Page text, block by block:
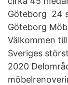
Göteborg 24
Göteborg
Välkommen
Sveriges
2020